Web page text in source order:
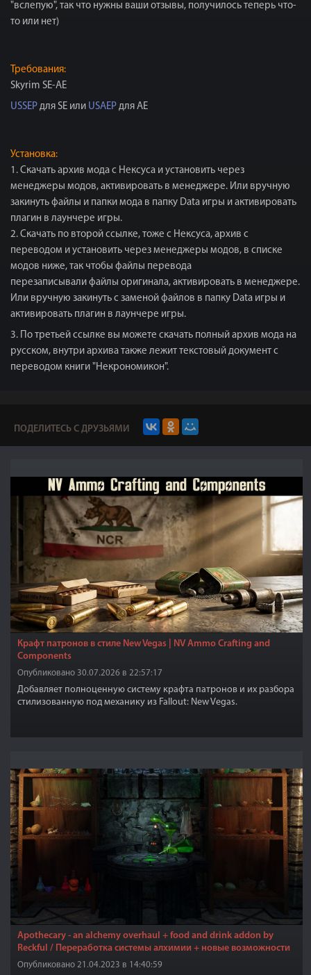
"вслепую", так что нужны ваши отзывы, получилось теперь что-
то или нет)
Требования:
Skyrim SE-AE
USSEP для SE или USAEP для AE
Установка:
1. Скачать архив мода с Нексуса и установить через
менеджеры модов, активировать в менеджере. Или вручную
закинуть файлы и папки мода в папку Data игры и активировать
плагин в лаунчере игры.
2. Скачать по второй ссылке, тоже с Нексуса, архив с
переводом и установить через менеджеры модов, в списке
модов ниже, так чтобы файлы перевода
перезаписывали файлы оригинала, активировать в менеджере.
Или вручную закинуть с заменой файлов в папку Data игры и
активировать плагин в лаунчере игры.
3. По третьей ссылке вы можете скачать полный архив мода на
русском, внутри архива также лежит текстовый документ с
переводом книги "Некрономикон".
ПОДЕЛИТЕСЬ С ДРУЗЬЯМИ
Крафт патронов в стиле New Vegas | NV Ammo Crafting and
Components
Опубликовано 30.07.2026 в 22:57:17
Добавляет полноценную систему крафта патронов и их разбора
стилизованную под механику из Fallout: New Vegas.
Apothecary - an alchemy overhaul + food and drink addon by
Reckful / Переработка системы алхимии + новые возможности
Опубликовано 21.04.2023 в 14:40:59